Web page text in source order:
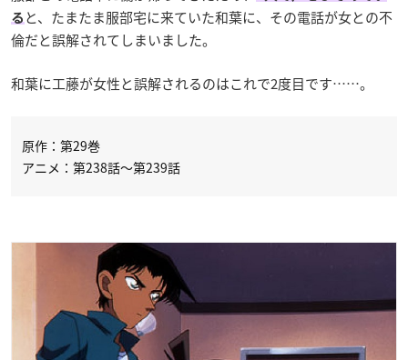
る と、たまたま服部宅に来ていた和葉に、その電話が女との不
倫だと誤解されてしまいました。
和葉に工藤が女性と誤解されるのはこれで2度目です……。
原作：第29巻
アニメ：第238話～第239話